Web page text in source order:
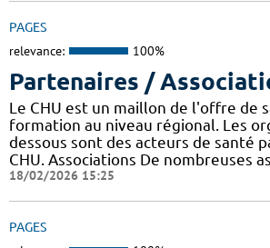
PAGES
relevance: 100%
Partenaires /
Le CHU est un maillon de l'offre de
formation au niveau régional. Les
dessous sont des acteurs de santé
CHU. Associations De nombreuses
18/02/2026 15:25
PAGES